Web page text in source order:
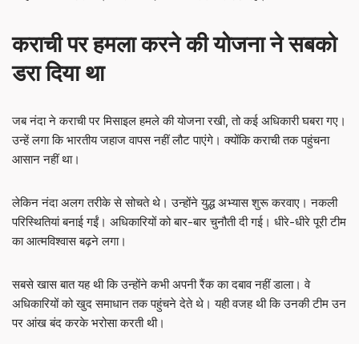
कराची पर हमला करने की योजना ने सबको
डरा दिया था
जब नंदा ने कराची पर मिसाइल हमले की योजना रखी, तो कई अधिकारी घबरा गए।
उन्हें लगा कि भारतीय जहाज वापस नहीं लौट पाएंगे। क्योंकि कराची तक पहुंचना
आसान नहीं था।
लेकिन नंदा अलग तरीके से सोचते थे। उन्होंने युद्ध अभ्यास शुरू करवाए। नकली
परिस्थितियां बनाई गईं। अधिकारियों को बार-बार चुनौती दी गई। धीरे-धीरे पूरी टीम
का आत्मविश्वास बढ़ने लगा।
सबसे खास बात यह थी कि उन्होंने कभी अपनी रैंक का दबाव नहीं डाला। वे
अधिकारियों को खुद समाधान तक पहुंचने देते थे। यही वजह थी कि उनकी टीम उन
पर आंख बंद करके भरोसा करती थी।